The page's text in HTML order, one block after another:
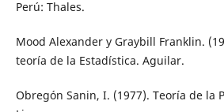
Perú: Thales.
Mood Alexander y Graybill Franklin.
teoría de la Estadística. Aguilar.
Obregón Sanin, I. (1977). Teoría de la